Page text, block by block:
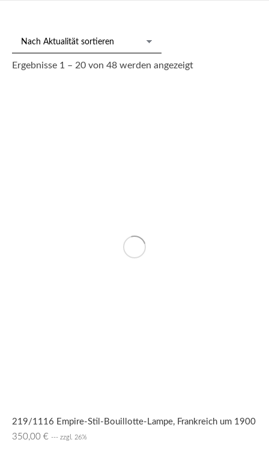
Ergebnisse 1 – 20 von 48 werden angezeigtNach
219/1116 Empire-Stil-Bouillotte-Lampe, Frankreich um 1900
350,00 € --- zzgl. 26%